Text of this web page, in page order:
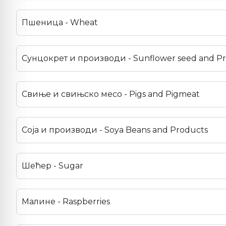
Пшеница - Wheat
Сунцокрет и производи - Sunflower seed and
Свиње и свињско месо - Pigs and Pigmeat
Соја и производи - Soya Beans and Products
Шећер - Sugar
Малине - Raspberries